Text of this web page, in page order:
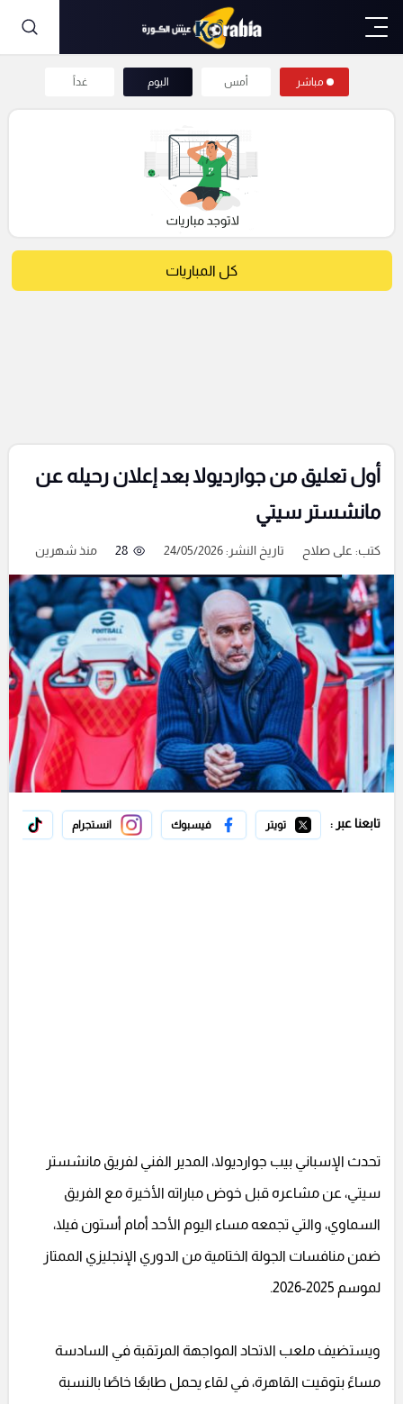
مباشر أمس اليوم غداً
كل المباريات
أول تعليق من جوارديولا بعد إعلان رحيله عن
مانشستر سيتي
كتب: على صلاح تاريخ النشر: 24/05/2026 28 منذ شهرين
تابعنا عبر : تويتر فيسبوك انستجرام
تحدث الإسباني بيب جوارديولا، المدير الفني لفريق مانشستر
سيتي، عن مشاعره قبل خوض مباراته الأخيرة مع الفريق
السماوي، والتي تجمعه مساء اليوم الأحد أمام أستون فيلا،
ضمن منافسات الجولة الختامية من الدوري الإنجليزي الممتاز
لموسم 2025-2026.
ويستضيف ملعب الاتحاد المواجهة المرتقبة في السادسة
مساءً بتوقيت القاهرة، في لقاء يحمل طابعًا خاصًا بالنسبة